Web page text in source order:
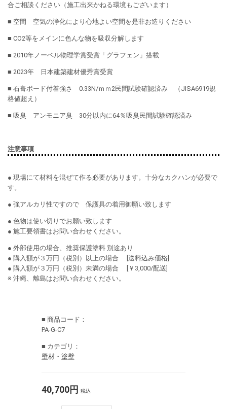
合ご相談ください（施工出来かねる環境もございます）
■ 空間 空気の浄化により心地よい空間を是非お造りください
■ CO2等をメインに色んな物を吸収分解します
■ 2010年ノーベル物理学賞受賞「グラフェン」搭載
■ 2023年 日本建築建材優秀賞受賞
■ 石膏ボード付着強さ 0.33N/ｍｍ2民間試験確認済み （JISA6919規
格値超え）
■ 吸臭 アンモニア臭 30分以内に64％吸臭民間試験確認済み
注意事項
● 現場にて材料を混ぜて作る必要があります。十分なカクハンが必要で
す。
● 強アルカリ性ですので 保護具の着用御願い致します
● 色物は使い切りでお願い致します
● 施工要領書はお問い合わせください。
● 外部使用の場合、推奨保護塗料 別途あり
● 購入額が３万円（税別）以上の場合 [送料込み価格]
● 購入額が３万円（税別）未満の場合 [￥3,000/配送]
※ 沖縄、離島はお問い合わせください。
■ 商品コード：
PA-G-C7
■ カテゴリ：
壁材・塗壁
40,700円 税込